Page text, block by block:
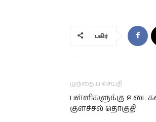
பகிர்
முந்தைய செய்தி
பள்ளிகளுக்கு
குளச்சல் தொகுதி